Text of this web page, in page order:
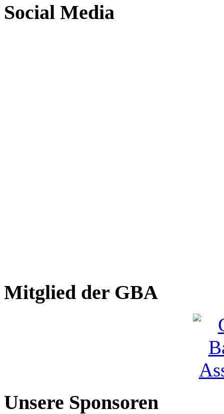
Social Media
Mitglied der GBA
Unsere Sponsoren